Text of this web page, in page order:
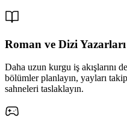
Roman ve Dizi Yazarları
Daha uzun kurgu iş akışlarını
bölümler planlayın, yayları
sahneleri taslaklayın.